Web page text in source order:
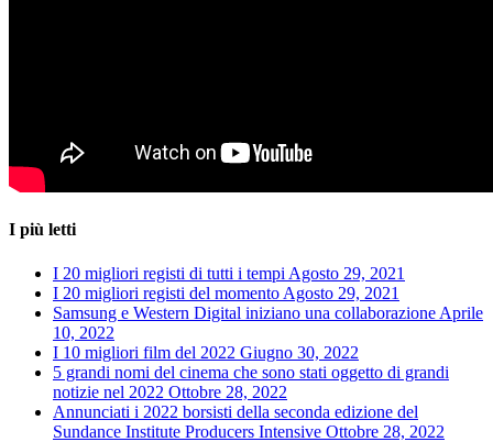
I più letti
I 20 migliori registi di tutti i tempi Agosto 29, 2021
I 20 migliori registi del momento Agosto 29, 2021
Samsung e Western Digital iniziano una collaborazione Aprile
10, 2022
I 10 migliori film del 2022 Giugno 30, 2022
5 grandi nomi del cinema che sono stati oggetto di grandi
notizie nel 2022 Ottobre 28, 2022
Annunciati i 2022 borsisti della seconda edizione del
Sundance Institute Producers Intensive Ottobre 28, 2022